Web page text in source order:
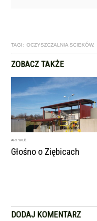
TAGI: OCZYSZCZALNIA SCIEKÓW,
ZOBACZ TAKŻE
ARTYKUŁ
Głośno o Ziębicach
DODAJ KOMENTARZ